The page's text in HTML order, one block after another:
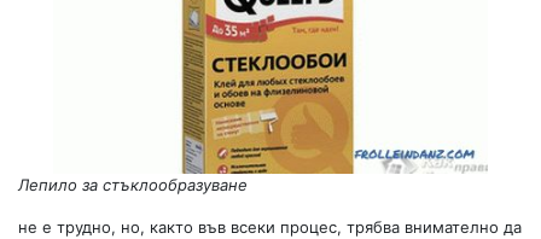
Лепило за стъклообразуване
не е трудно, но, както във всеки процес, трябва внимателно да